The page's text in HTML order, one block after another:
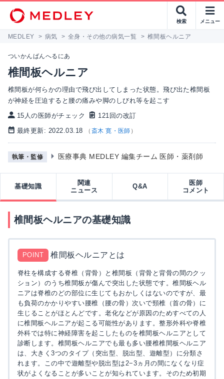
検索 メニュー
MEDLEY > 病気 > 全身・その他の病気一覧 > 椎間板ヘルニア
ついかんばんへるにあ
椎間板ヘルニア
椎間板が何らかの理由で飛び出してしまった状態。飛び出た椎間板
が神経を圧迫すると腰の痛みや脚のしびれ等を起こす
15人の医師がチェック
121回の改訂
最終更新: 2022.03.18
（ 斎木 寛・医師 ）
執筆・監修 医療事典 MEDLEY 編集チーム 医師・薬剤師
基礎知識
関連
ニュース
Q&A
医師
コメント
椎間板ヘルニアの基礎知識
POINT 椎間板ヘルニアとは
脊柱を構成する脊椎（背骨）と椎間板（背骨と背骨の間のクッ
ション）のうち椎間板が傷んで突出した状態です。椎間板ヘル
ニアは脊椎のどの部位に生じてもおかしくはないのですが、最
も負荷のかかりやすい腰椎（腰の骨）次いで頸椎（首の骨）に
生じることがほとんどです。老化などが原因のためすべての人
に椎間板ヘルニアが起こる可能性があります。整形外科や脊椎
外科では特に神経障害を起こしたものを椎間板ヘルニアとして
診断します。椎間板ヘルニアでも最も多い腰椎椎間板ヘルニア
は、大きく3つのタイプ（突出型、脱出型、遊離型）に分類さ
れます。この中で遊離型や脱出型は2−3ヵ月の間になくなり症
状がよくなることが多いことが知られています。そのため初期